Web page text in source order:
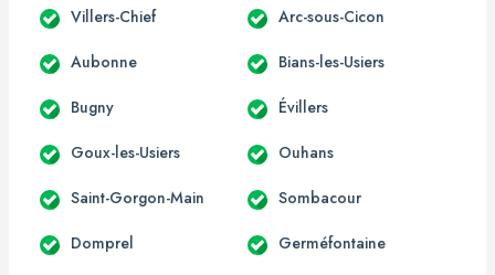
Villers-Chief Arc-sous-Cicon
Aubonne Bians-les-Usiers
Bugny Évillers
Goux-les-Usiers Ouhans
Saint-Gorgon-Main Sombacour
Domprel Germéfontaine